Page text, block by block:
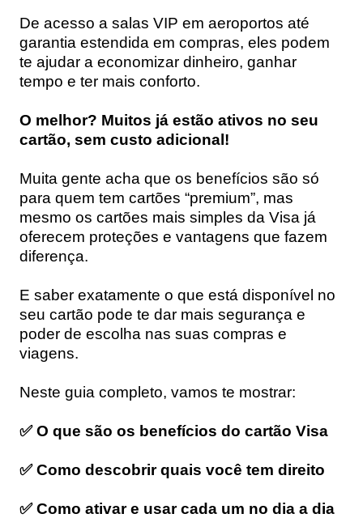
De acesso a salas VIP em aeroportos até
garantia estendida em compras, eles podem
te ajudar a economizar dinheiro, ganhar
tempo e ter mais conforto.
O melhor? Muitos já estão ativos no seu
cartão, sem custo adicional!
Muita gente acha que os benefícios são só
para quem tem cartões “premium”, mas
mesmo os cartões mais simples da Visa já
oferecem proteções e vantagens que fazem
diferença.
E saber exatamente o que está disponível no
seu cartão pode te dar mais segurança e
poder de escolha nas suas compras e
viagens.
Neste guia completo, vamos te mostrar:
✅ O que são os benefícios do cartão Visa
✅ Como descobrir quais você tem direito
✅ Como ativar e usar cada um no dia a dia